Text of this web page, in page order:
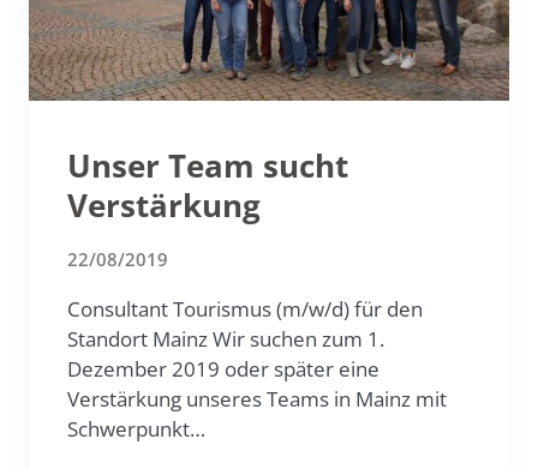
Unser Team sucht
Verstärkung
22/08/2019
Consultant Tourismus (m/w/d) für den
Standort Mainz Wir suchen zum 1.
Dezember 2019 oder später eine
Verstärkung unseres Teams in Mainz mit
Schwerpunkt…